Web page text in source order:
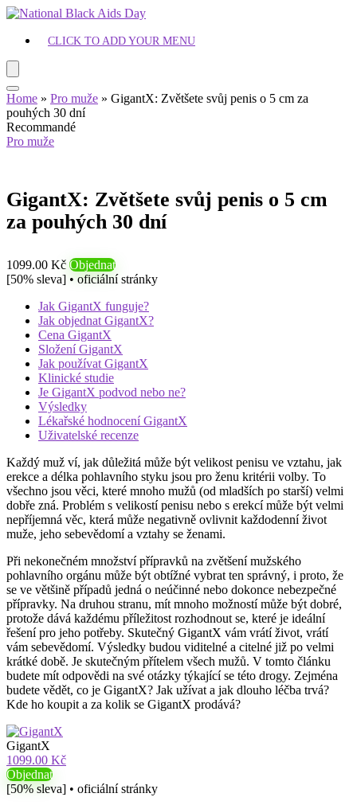
CLICK TO ADD YOUR MENU
Home » Pro muže » GigantX: Zvětšete svůj penis o 5 cm za
pouhých 30 dní
Recommandé
Pro muže
GigantX: Zvětšete svůj penis o 5 cm
za pouhých 30 dní
1099.00 Kč Objednat
[50% sleva] • oficiální stránky
Jak GigantX funguje?
Jak objednat GigantX?
Cena GigantX
Složení GigantX
Jak používat GigantX
Klinické studie
Je GigantX podvod nebo ne?
Výsledky
Lékařské hodnocení GigantX
Uživatelské recenze
Každý muž ví, jak důležitá může být velikost penisu ve vztahu, jak
erekce a délka pohlavního styku jsou pro ženu kritérii volby. To
všechno jsou věci, které mnoho mužů (od mladších po starší) velmi
dobře zná. Problém s velikostí penisu nebo s erekcí může být velmi
nepříjemná věc, která může negativně ovlivnit každodenní život
muže, jeho sebevědomí a vztahy se ženami.
Při nekonečném množství přípravků na zvětšení mužského
pohlavního orgánu může být obtížné vybrat ten správný, i proto, že
se ve většině případů jedná o neúčinné nebo dokonce nebezpečné
přípravky. Na druhou stranu, mít mnoho možností může být dobré,
protože dává každému příležitost rozhodnout se, které je ideální
řešení pro jeho potřeby. Skutečný GigantX vám vrátí život, vrátí
vám sebevědomí. Výsledky budou viditelné a citelné již po velmi
krátké době. Je skutečným přítelem všech mužů. V tomto článku
budete mít odpovědi na své otázky týkající se této drogy. Zejména
budete vědět, co je GigantX? Jak užívat a jak dlouho léčba trvá?
Kde ho koupit a za kolik se GigantX prodává?
GigantX
1099.00 Kč
Objednat
[50% sleva] • oficiální stránky